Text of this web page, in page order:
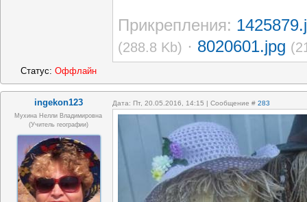
Прикрепления:
(288.8 Kb) · 8020601.jpg
Статус: Оффлайн
ingekon123 Дата: Пт, 20.05.2016, 14:15 | Сообщение # 283
Мухина Нелли Владимировна
(Учитель географии)